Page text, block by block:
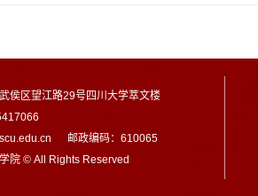
侯区望江路29号四川大学萃文楼
邮政编码：610065
院 © All Rights Reserved